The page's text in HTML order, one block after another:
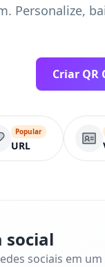
Personalize,
Criar
Popular
URL
social
sociais em